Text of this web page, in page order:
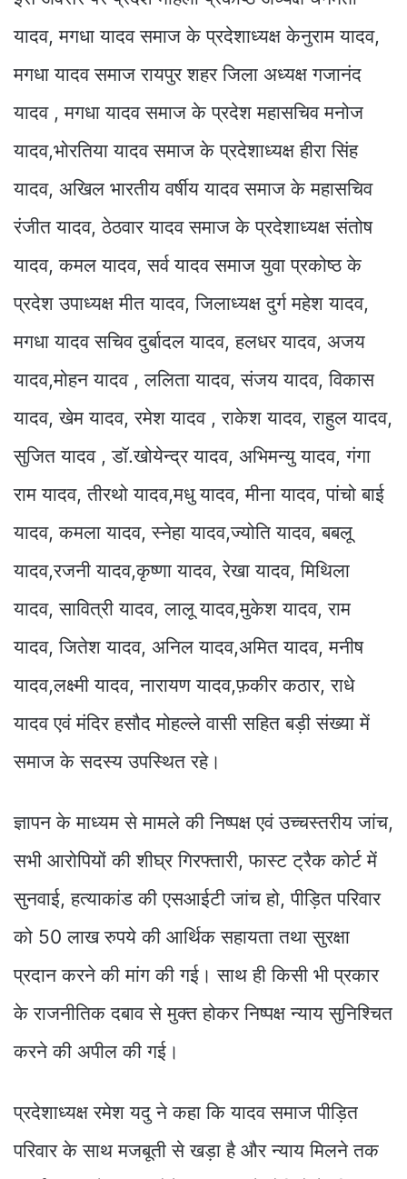
यादव, मगधा यादव समाज के प्रदेशाध्यक्ष केनुराम यादव,
मगधा यादव समाज रायपुर शहर जिला अध्यक्ष गजानंद
यादव , मगधा यादव समाज के प्रदेश महासचिव मनोज
यादव,भोरतिया यादव समाज के प्रदेशाध्यक्ष हीरा सिंह
यादव, अखिल भारतीय वर्षीय यादव समाज के महासचिव
रंजीत यादव, ठेठवार यादव समाज के प्रदेशाध्यक्ष संतोष
यादव, कमल यादव, सर्व यादव समाज युवा प्रकोष्ठ के
प्रदेश उपाध्यक्ष मीत यादव, जिलाध्यक्ष दुर्ग महेश यादव,
मगधा यादव सचिव दुर्बादल यादव, हलधर यादव, अजय
यादव,मोहन यादव , ललिता यादव, संजय यादव, विकास
यादव, खेम यादव, रमेश यादव , राकेश यादव, राहुल यादव,
सुजित यादव , डॉ.खोयेन्द्र यादव, अभिमन्यु यादव, गंगा
राम यादव, तीरथो यादव,मधु यादव, मीना यादव, पांचो बाई
यादव, कमला यादव, स्नेहा यादव,ज्योति यादव, बबलू
यादव,रजनी यादव,कृष्णा यादव, रेखा यादव, मिथिला
यादव, सावित्री यादव, लालू यादव,मुकेश यादव, राम
यादव, जितेश यादव, अनिल यादव,अमित यादव, मनीष
यादव,लक्ष्मी यादव, नारायण यादव,फ़कीर कठार, राधे
यादव एवं मंदिर हसौद मोहल्ले वासी सहित बड़ी संख्या में
समाज के सदस्य उपस्थित रहे।
ज्ञापन के माध्यम से मामले की निष्पक्ष एवं उच्चस्तरीय जांच,
सभी आरोपियों की शीघ्र गिरफ्तारी, फास्ट ट्रैक कोर्ट में
सुनवाई, हत्याकांड की एसआईटी जांच हो, पीड़ित परिवार
को 50 लाख रुपये की आर्थिक सहायता तथा सुरक्षा
प्रदान करने की मांग की गई। साथ ही किसी भी प्रकार
के राजनीतिक दबाव से मुक्त होकर निष्पक्ष न्याय सुनिश्चित
करने की अपील की गई।
प्रदेशाध्यक्ष रमेश यदु ने कहा कि यादव समाज पीड़ित
परिवार के साथ मजबूती से खड़ा है और न्याय मिलने तक